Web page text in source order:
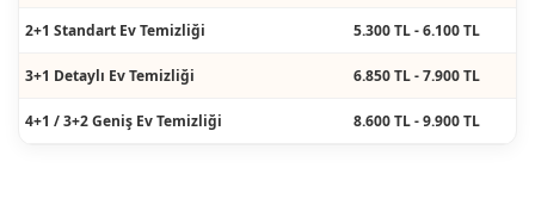
2+1 Standart Ev Temizliği 5.300 TL - 6.100 TL
3+1 Detaylı Ev Temizliği 6.850 TL - 7.900 TL
4+1 / 3+2 Geniş Ev Temizliği 8.600 TL - 9.900 TL